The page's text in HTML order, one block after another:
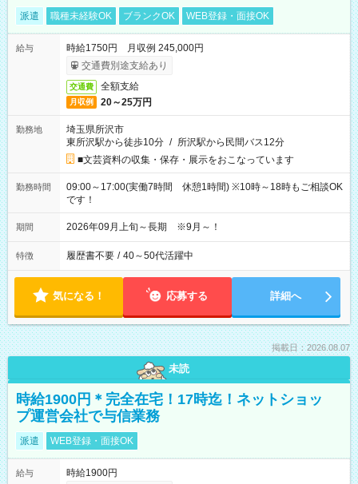
派遣 職種未経験OK ブランクOK WEB登録・面接OK
給与
時給1750円 月収例 245,000円
交通費別途支給あり
交通費 全額支給
月収例 20～25万円
勤務地
埼玉県所沢市
東所沢駅から徒歩10分 / 所沢駅から民間バス12分
■文芸資料の収集・保存・展示をおこなっています
勤務時間
09:00～17:00(実働7時間 休憩1時間) ※10時～18時もご相談OK
です！
期間 2026年09月上旬～長期 ※9月～！
特徴 履歴書不要 / 40～50代活躍中
気になる！ 応募する 詳細へ
掲載日：2026.08.07
未読
時給1900円＊完全在宅！17時迄！ネットショッ
プ運営会社で与信業務
派遣 WEB登録・面接OK
給与
時給1900円